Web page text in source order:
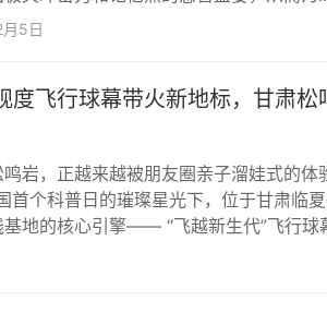
5日
度飞行球幕带火新地标，甘肃松
岩，正越来越被朋友圈亲子溜娃式的体
个科普日的璀璨星光下，位于甘肃临
地的核心引擎—— “飞越新生代”飞行球